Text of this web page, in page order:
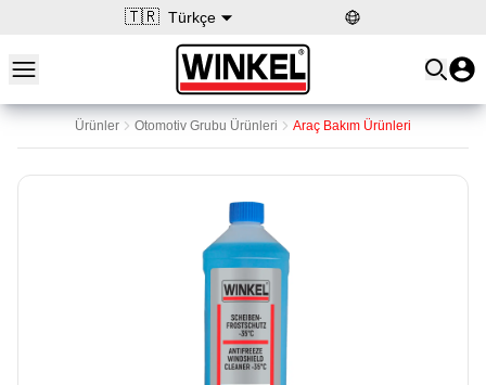
🇹🇷 Türkçe
Open main menu
Winkel
Ürünler Otomotiv Grubu Ürünleri Araç Bakım Ürünleri